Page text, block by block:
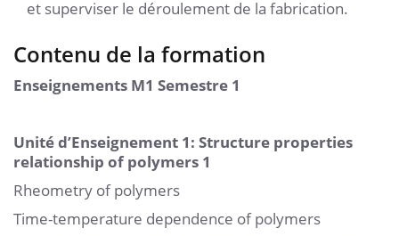
et superviser le déroulement de la fabrication.
Contenu de la formation
Enseignements M1 Semestre 1
Unité d’Enseignement 1: Structure properties
relationship of polymers 1
Rheometry of polymers
Time-temperature dependence of polymers